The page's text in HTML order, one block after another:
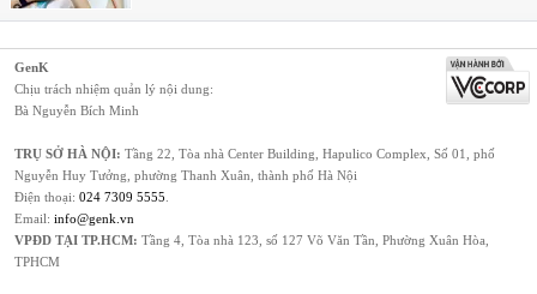
GenK
Chịu trách nhiệm quản lý nội dung:
Bà Nguyễn Bích Minh
TRỤ SỞ HÀ NỘI: Tầng 22, Tòa nhà Center Building, Hapulico Complex, Số 01, phố
Nguyễn Huy Tưởng, phường Thanh Xuân, thành phố Hà Nội
Điện thoại: 024 7309 5555
Email: info@genk.vn
VPĐD TẠI TP.HCM: Tầng 4, Tòa nhà 123, số 127 Võ Văn Tần, Phường Xuân Hòa,
TPHCM